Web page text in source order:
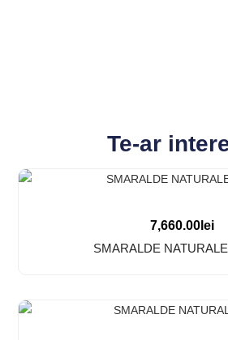
Te-ar
7,660.00lei
SMARALDE